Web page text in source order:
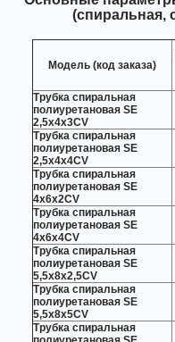
(спиральная,
Модель (код заказа)
Трубка спиральная
полиуретановая SE
2,5х4х3СV
Трубка спиральная
полиуретановая SE
2,5х4х4СV
Трубка спиральная
полиуретановая SE
4х6х2СV
Трубка спиральная
полиуретановая SE
4х6х4СV
Трубка спиральная
полиуретановая SE
5,5х8х2,5СV
Трубка спиральная
полиуретановая SE
5,5х8х5СV
Трубка спиральная